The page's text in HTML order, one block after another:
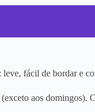
fácil de bordar e
aos